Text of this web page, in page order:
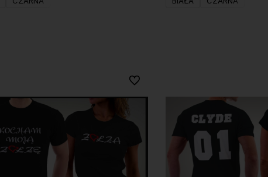
Do ulubionych